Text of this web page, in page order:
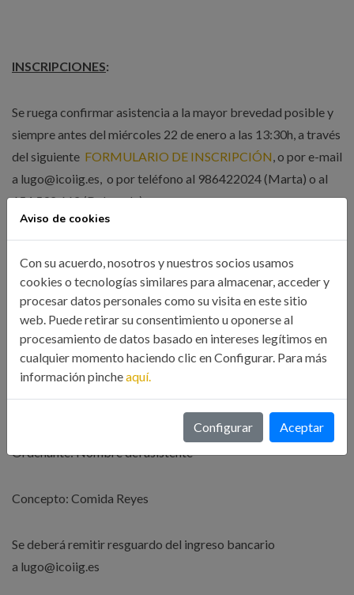
INSCRIPCIONES:
Se ruega confirmar asistencia a la mayor brevedad posible y
siempre antes del miércoles 22 de enero a las 13:30h, a través
del siguiente FORMULARIO DE INSCRIPCIÓN, o por e-mail
a lugo@icoiig.es, o por teléfono al 986422024 (Marta) o al
654.592.662 (Delegada).
FORMA DE PAGO:
El pago deberá realizarse antes del miércoles 22 de
enero de 2020mediante ingreso cuenta:
Ordenante: Nombre del asistente
Concepto: Comida Reyes
Se deberá remitir resguardo del ingreso bancario
a lugo@icoiig.es
Aviso de cookies
Con su acuerdo, nosotros y nuestros socios usamos
cookies o tecnologías similares para almacenar, acceder y
procesar datos personales como su visita en este sitio
web. Puede retirar su consentimiento u oponerse al
procesamiento de datos basado en intereses legítimos en
cualquier momento haciendo clic en Configurar. Para más
información pincheaquí.
Configurar Aceptar